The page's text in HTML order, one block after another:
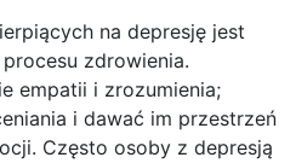
na depresję jest
zdrowienia.
empatii i zrozumienia;
i dawać im przestrzeń
Często osoby z depresją